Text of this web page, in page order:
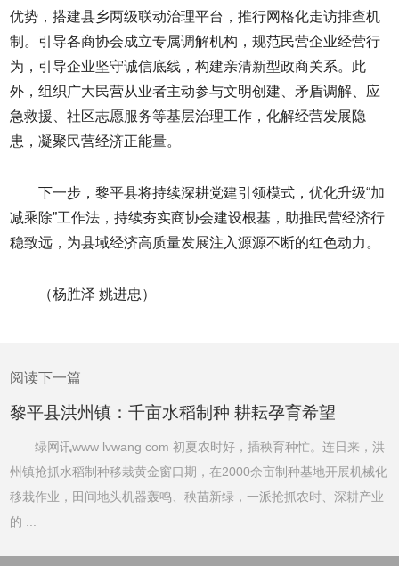
优势，搭建县乡两级联动治理平台，推行网格化走访排查机
制。引导各商协会成立专属调解机构，规范民营企业经营行
为，引导企业坚守诚信底线，构建亲清新型政商关系。此
外，组织广大民营从业者主动参与文明创建、矛盾调解、应
急救援、社区志愿服务等基层治理工作，化解经营发展隐
患，凝聚民营经济正能量。
下一步，黎平县将持续深耕党建引领模式，优化升级“加
减乘除”工作法，持续夯实商协会建设根基，助推民营经济行
稳致远，为县域经济高质量发展注入源源不断的红色动力。
（杨胜泽 姚进忠）
阅读下一篇
黎平县洪州镇：千亩水稻制种 耕耘孕育希望
绿网讯www lvwang com 初夏农时好，插秧育种忙。连日来，洪
州镇抢抓水稻制种移栽黄金窗口期，在2000余亩制种基地开展机械化
移栽作业，田间地头机器轰鸣、秧苗新绿，一派抢抓农时、深耕产业
的 ...